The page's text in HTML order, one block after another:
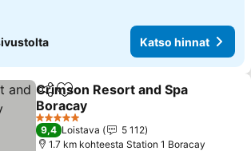
Katso hinnat
Jaa Lisää suosikkeihin
Crimson Resort and Spa
Boracay
5 Tähtiluokitus
9,4 Loistava
5 112
1.7 km kohteesta Station 1 Boracay